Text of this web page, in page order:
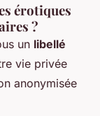
érotiques
?
un libellé
vie privée
anonymisée